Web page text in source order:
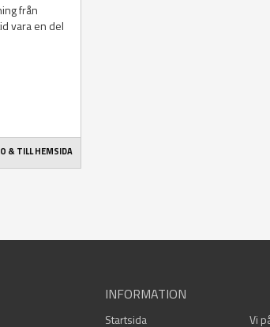
från
vara en del
& TILL HEMSIDA
INFORMATION
Startsida Vi